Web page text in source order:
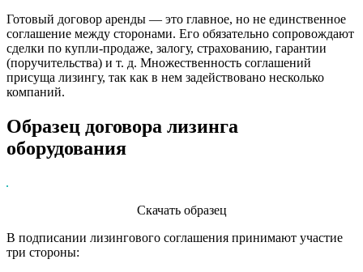
Готовый договор аренды — это главное, но не единственное
соглашение между сторонами. Его обязательно сопровождают
сделки по купли-продаже, залогу, страхованию, гарантии
(поручительства) и т. д. Множественность соглашений
присуща лизингу, так как в нем задействовано несколько
компаний.
Образец договора лизинга
оборудования
Скачать образец
В подписании лизингового соглашения принимают участие
три стороны: